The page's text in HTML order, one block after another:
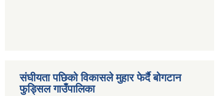
संघीयता पछिको विकासले मुहार फेर्दै बोगटान
फुड्सिल गाउँपालिका